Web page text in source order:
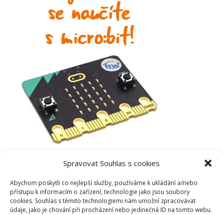
Spravovat Souhlas s cookies
Abychom poskytli co nejlepší služby, používáme k ukládání a/nebo
přístupu k informacím o zařízení, technologie jako jsou soubory
cookies. Souhlas s těmito technologiemi nám umožní zpracovávat
údaje, jako je chování při procházení nebo jedinečná ID na tomto webu.